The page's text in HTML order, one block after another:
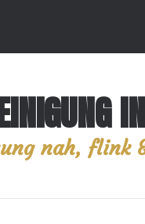
nah, flink